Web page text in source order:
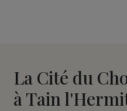
La Cité du
à Tain